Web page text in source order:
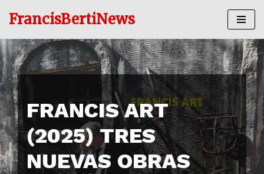
al
contenido
FrancisBertiNews
FRANCIS ART
(2025) TRES
NUEVAS OBRAS